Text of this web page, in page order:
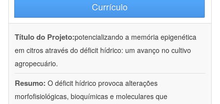
Currículo
Título do Projeto:potencializando a memória epigenética
em citros através do déficit hídrico: um avanço no cultivo
agropecuário.
Resumo: O déficit hídrico provoca alterações
morfofisiológicas, bioquímicas e moleculares que